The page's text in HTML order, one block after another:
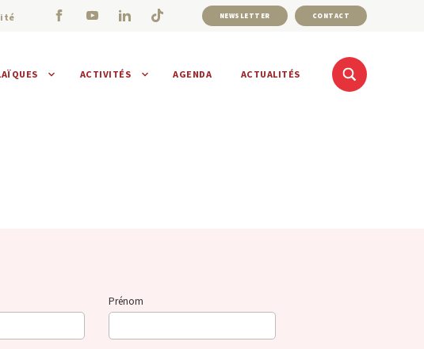
NEWSLETTER CONTACT
ACTIVITÉS AGENDA ACTUALITÉS
Prénom